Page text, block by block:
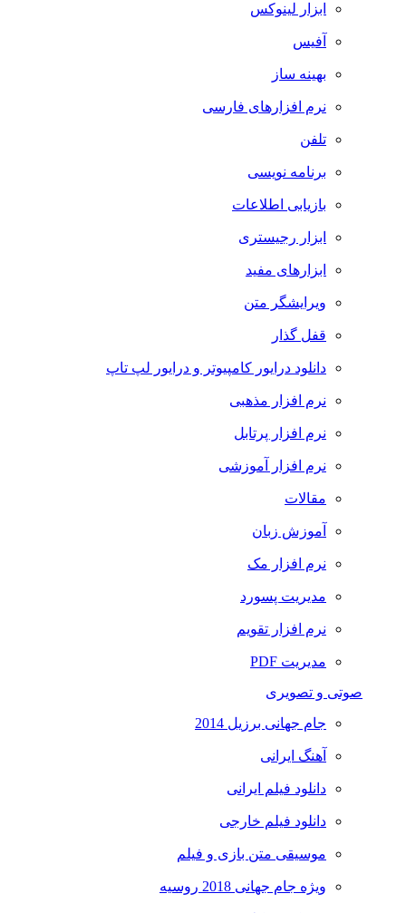
ابزار لینوکس
آفیس
بهینه ساز
نرم افزارهای فارسی
تلفن
برنامه نویسی
بازیابی اطلاعات
ابزار رجیستری
ابزارهای مفید
ویرایشگر متن
قفل گذار
دانلود درایور کامپیوتر و درایور لپ تاپ
نرم افزار مذهبی
نرم افزار پرتابل
نرم افزار آموزشی
مقالات
آموزش زبان
نرم افزار مک
مدیریت پسورد
نرم افزار تقویم
مدیریت PDF
صوتی و تصویری
جام جهانی برزیل 2014
آهنگ ایرانی
دانلود فیلم ایرانی
دانلود فیلم خارجی
موسیقی متن بازی و فیلم
ویژه جام جهانی 2018 روسیه